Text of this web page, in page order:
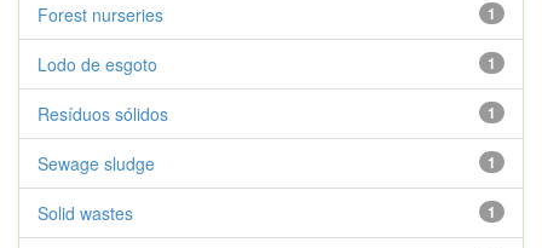
1
Forest nurseries
1
Lodo de esgoto
1
Resíduos sólidos
1
Sewage sludge
1
Solid wastes